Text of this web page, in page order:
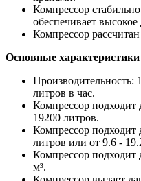
Компрессор
обеспечивает высокое
Компрессор
Основные
Производительность:
литров в час.
Компрессор подходит
19200 литров.
Компрессор подходит
литров или от 9.6 -
Компрессор подходит
м³.